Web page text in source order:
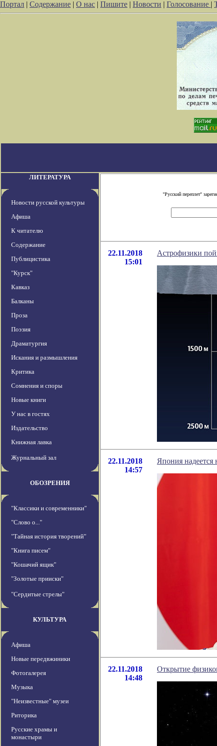
Портал | Содержание | О нас | Пишите | Новости | Голосование |
ЛИТЕРАТУРА
Новости русской культуры
Афиша
К читателю
Содержание
Публицистика
"Курск"
Кавказ
Балканы
Проза
Поэзия
Драматургия
Искания и размышления
Критика
Сомнения и споры
Новые книги
У нас в гостях
Издательство
Книжная лавка
Журнальный зал
ОБОЗРЕНИЯ
"Классики и современники"
"Слово о..."
"Тайная история творений"
"Книга писем"
"Кошачий ящик"
"Золотые прииски"
"Сердитые стрелы"
КУЛЬТУРА
Афиша
Новые передвжиники
Фотогалерея
Музыка
"Неизвестные" музеи
Риторика
Русские храмы и
монастыри
"Русский переплет"
22.11.2018
15:01
Астрофизики
22.11.2018
14:57
Япония надеется
22.11.2018
14:48
Открытие